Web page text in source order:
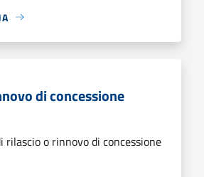
di concessione
rilascio o rinnovo di concessione